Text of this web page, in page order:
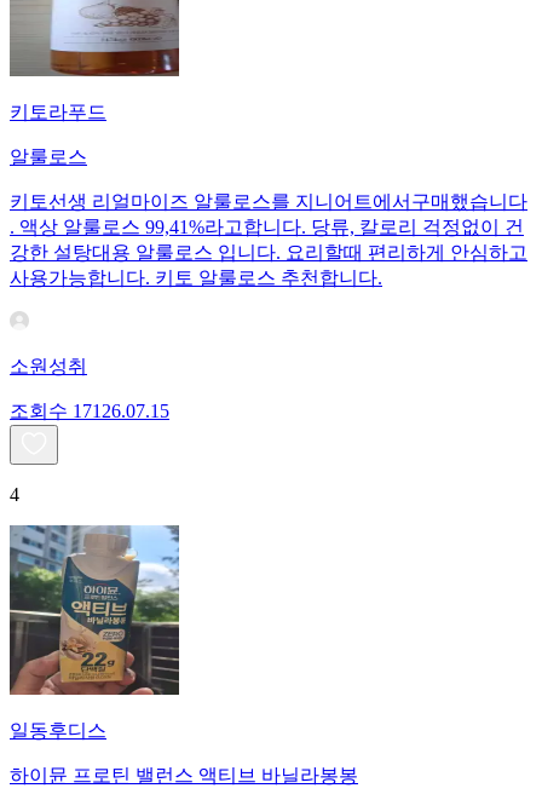
키토라푸드
알룰로스
키토선생 리얼마이즈 알룰로스를 지니어트에서구매했습니다
. 액상 알룰로스 99,41%라고합니다. 당류, 칼로리 걱정없이 건
강한 설탕대용 알룰로스 입니다. 요리할때 편리하게 안심하고
사용가능합니다. 키토 알룰로스 추천합니다.
소원성취
조회수 171 26.07.15
4
일동후디스
하이뮨 프로틴 밸런스 액티브 바닐라봉봉